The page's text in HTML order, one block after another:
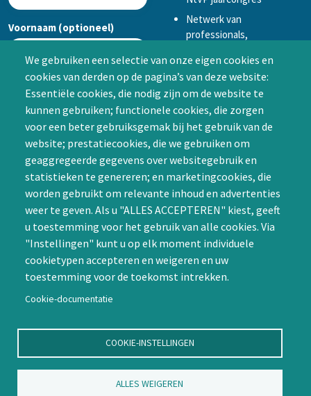
We gebruiken een selectie van onze eigen cookies en
cookies van derden op de pagina’s van deze website:
Essentiële cookies, die nodig zijn om de website te
kunnen gebruiken; functionele cookies, die zorgen
voor een beter gebruiksgemak bij het gebruik van de
website; prestatiecookies, die we gebruiken om
geaggregeerde gegevens over websitegebruik en
statistieken te genereren; en marketingcookies, die
worden gebruikt om relevante inhoud en advertenties
weer te geven. Als u "ALLES ACCEPTEREN" kiest, geeft
u toestemming voor het gebruik van alle cookies. Via
"Instellingen" kunt u op elk moment individuele
cookietypen accepteren en weigeren en uw
toestemming voor de toekomst intrekken.
Cookie-documentatie
COOKIE-INSTELLINGEN
ALLES WEIGEREN
Voornaam (optioneel)
Achternaam (optioneel)
CAPTCHA
Netwerk van
professionals,
samenwerken in een van
de Special Interest
Groepen (SIG’s) of zelf een
SIG initiëren
Word lid
Contact
Nienoord 5, 1112 XE Diemen
info@ntvp.nl
SNSBNL2A te Utrecht